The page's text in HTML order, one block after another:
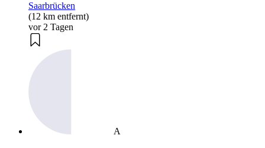
Saarbrücken
(12 km entfernt)
vor 2 Tagen
A